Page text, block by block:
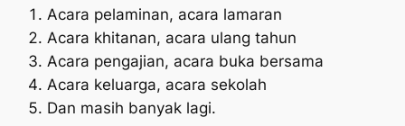
Acara pelaminan, acara lamaran
Acara khitanan, acara ulang tahun
Acara pengajian, acara buka bersama
Acara keluarga, acara sekolah
Dan masih banyak lagi.